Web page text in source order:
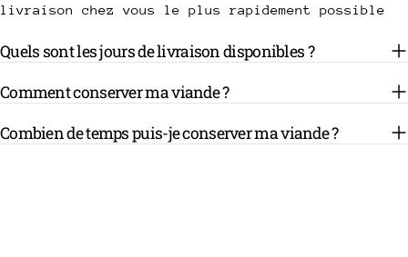
livraison chez vous le plus rapidement possible
Quels sont les jours de livraison disponibles ?
Comment conserver ma viande ?
Combien de temps puis-je conserver ma viande ?